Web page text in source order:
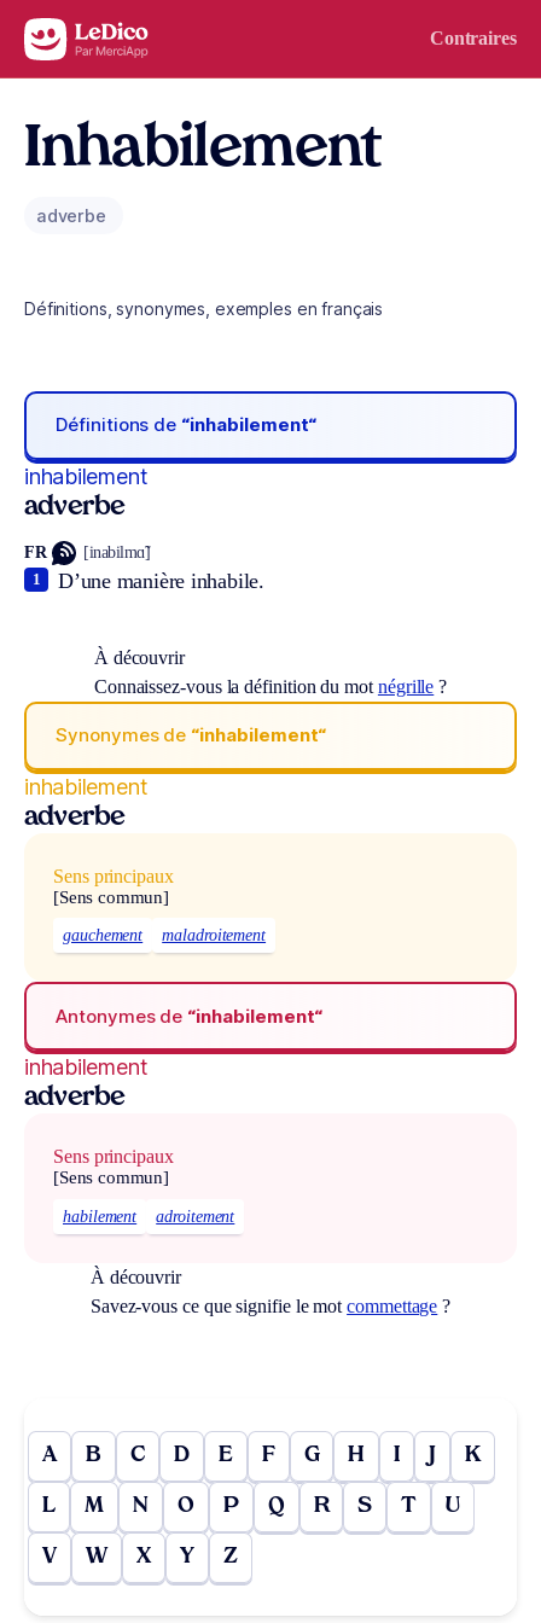
Aller au contenu Contraires
Inhabilement
adverbe
Définitions, synonymes, exemples en français
Définitions de “inhabilement“
inhabilement
adverbe
FR [inabilmɑ̃]
D’une manière inhabile.
1
À découvrir
Connaissez-vous la définition du mot négrille ?
Synonymes de “inhabilement“
inhabilement
adverbe
Sens principaux
[Sens commun]
gauchement maladroitement
Antonymes de “inhabilement“
inhabilement
adverbe
Sens principaux
[Sens commun]
habilement adroitement
À découvrir
Savez-vous ce que signifie le motcommettage ?
A B C D E F G H I J K
L M N O P Q R S T U
V W X Y Z